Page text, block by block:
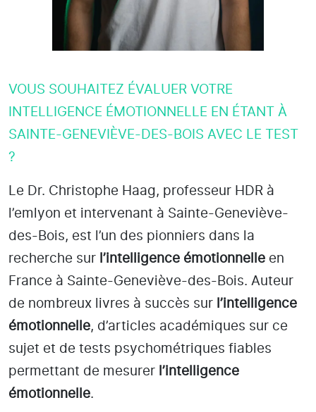
VOUS SOUHAITEZ ÉVALUER VOTRE
INTELLIGENCE ÉMOTIONNELLE EN ÉTANT À
SAINTE-GENEVIÈVE-DES-BOIS AVEC LE TEST
?
Le Dr. Christophe Haag, professeur HDR à
l’emlyon et intervenant à Sainte-Geneviève-
des-Bois, est l’un des pionniers dans la
recherche sur l’intelligence émotionnelle en
France à Sainte-Geneviève-des-Bois. Auteur
de nombreux livres à succès sur l’intelligence
émotionnelle, d’articles académiques sur ce
sujet et de tests psychométriques fiables
permettant de mesurer l’intelligence
émotionnelle.